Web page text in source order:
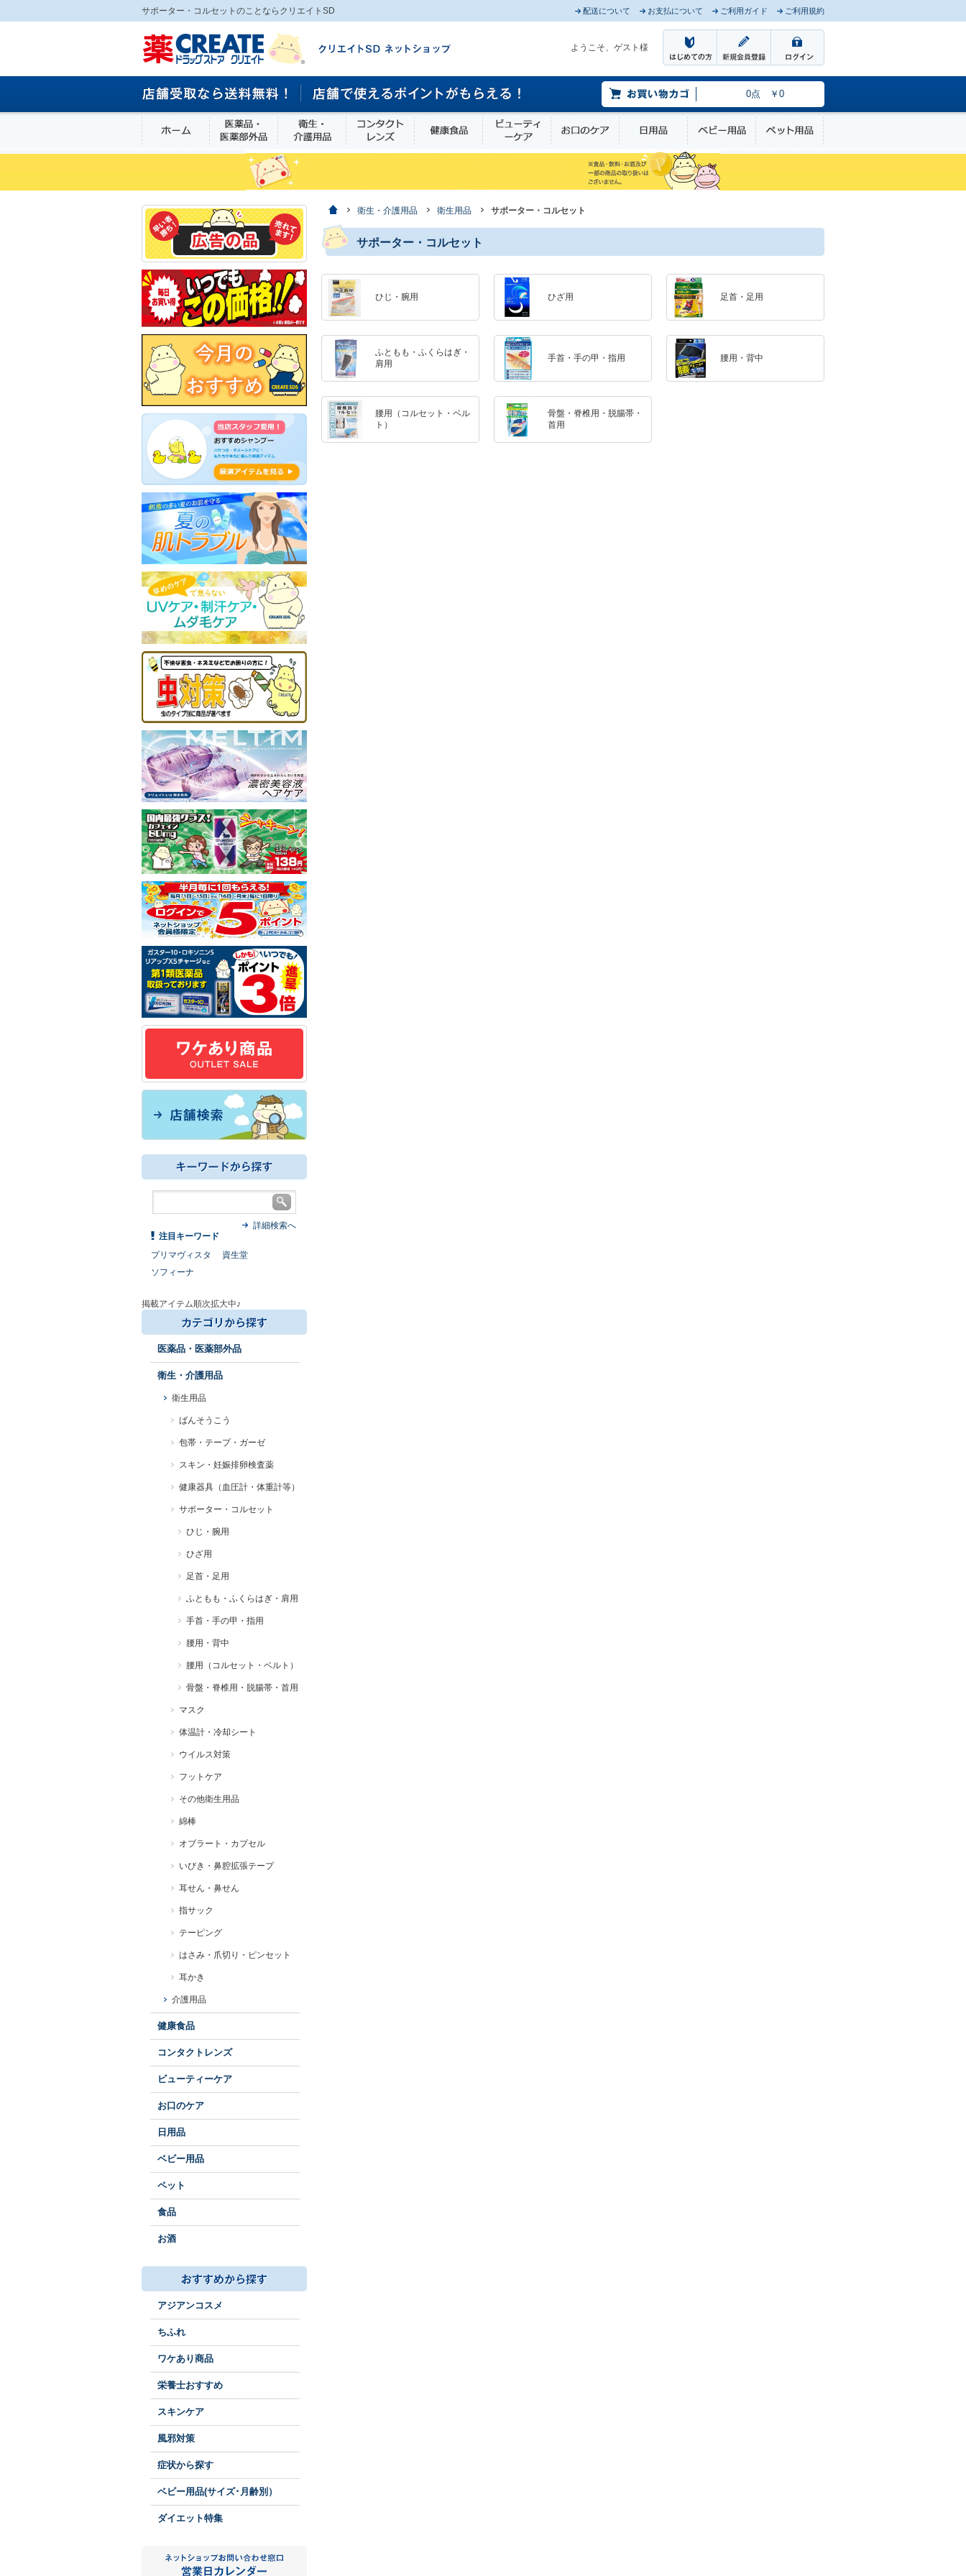
サポーター・コルセットのことならクリエイトSD 配送について お支払について ご利用ガイド ご利用規約
ようこそ、ゲスト様
0点 ￥0
ホーム 医薬品・医薬部外品衛生・介護用品 コンタクトレンズ健康食品 ビューティーケアお口のケア 日用品 ベビー用品 ペット用品
ホーム衛生・介護用品 衛生用品 サポーター・コルセット
サポーター・コルセット
ひじ・腕用 ひざ用 足首・足用
ふともも・ふくらはぎ・
肩用
手首・手の甲・指用 腰用・背中
腰用（コルセット・ベル
ト）
骨盤・脊椎用・脱腸帯・
首用
詳細検索へ
注目キーワード
プリマヴィスタ
資生堂
ソフィーナ
掲載アイテム順次拡大中♪
医薬品・医薬部外品
衛生・介護用品
衛生用品
ばんそうこう
包帯・テープ・ガーゼ
スキン・妊娠排卵検査薬
健康器具（血圧計・体重計等）
サポーター・コルセット
ひじ・腕用
ひざ用
足首・足用
ふともも・ふくらはぎ・肩用
手首・手の甲・指用
腰用・背中
腰用（コルセット・ベルト）
骨盤・脊椎用・脱腸帯・首用
マスク
体温計・冷却シート
ウイルス対策
フットケア
その他衛生用品
綿棒
オブラート・カプセル
いびき・鼻腔拡張テープ
耳せん・鼻せん
指サック
テーピング
はさみ・爪切り・ピンセット
耳かき
介護用品
健康食品
コンタクトレンズ
ビューティーケア
お口のケア
日用品
ベビー用品
ペット
食品
お酒
アジアンコスメ
ちふれ
ワケあり商品
栄養士おすすめ
スキンケア
風邪対策
症状から探す
ベビー用品(サイズ･月齢別）
ダイエット特集